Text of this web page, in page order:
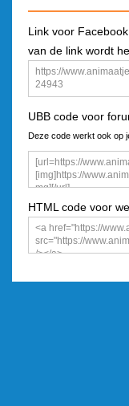
Link voor
van de link wordt
UBB code voor
Deze code werkt ook op
een plaatje
HTML code voor